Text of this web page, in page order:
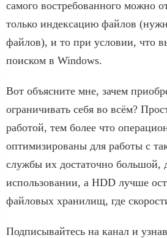
самого востребованного можно
только индексацию файлов
файлов), и то при условии, что
поиском в Windows.
Вот объясните мне, зачем
ограничивать себя во всём?
работой, тем более что
оптимизированы для работы с
службы их достаточно большой,
использовании, а HDD лучше
файловых хранилищ, где
Подписывайтесь на канал и